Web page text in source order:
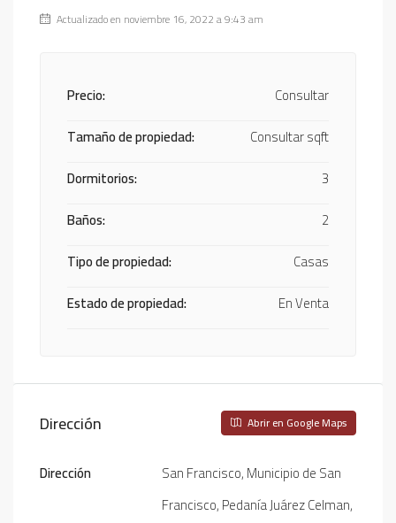
Actualizado en noviembre 16, 2022 a 9:43 am
Precio:
Consultar
Tamaño de propiedad:
Consultar sqft
Dormitorios:
3
Baños:
2
Tipo de propiedad:
Casas
Estado de propiedad:
En Venta
Dirección Abrir en Google Maps
Dirección
San Francisco, Municipio de San
Francisco, Pedanía Juárez Celman,